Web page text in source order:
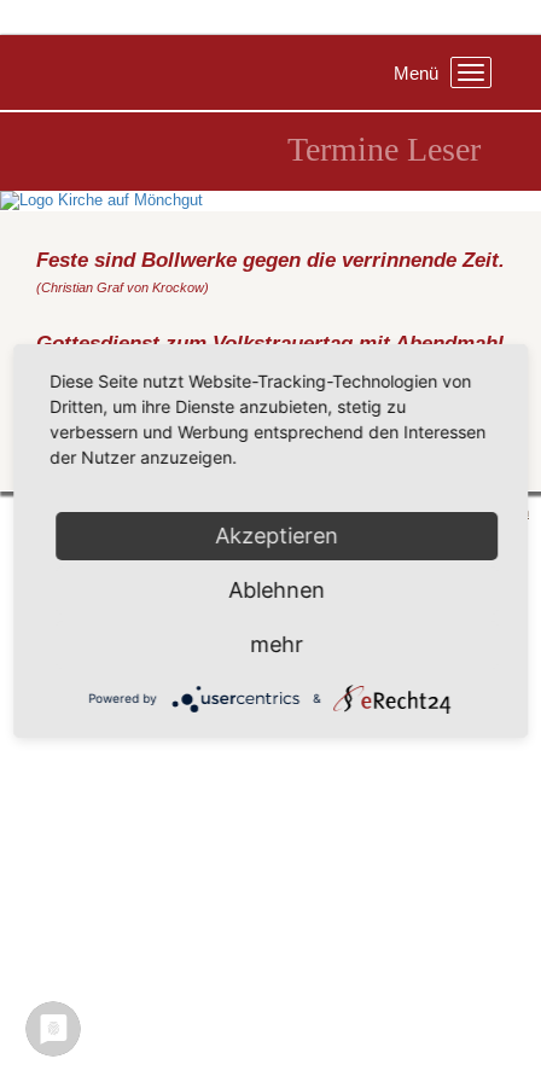
Toggle
Menü
Termine Leser
Feste sind Bollwerke gegen die verrinnende Zeit.
(Christian Graf von Krockow)
Gottesdienst zum Volkstrauertag mit Abendmahl
und Verstorbenengedenken
Sonntag, 15.11.2015 , 11:00 Uhr, Kirche Middelhagen
Metz
Zurück
Mönchgut 2026 |Impressum|Datenschutzerklärung|Cookie-Einstellungen| by vicon
Diese Seite nutzt Website-Tracking-Technologien von
Dritten, um ihre Dienste anzubieten, stetig zu
verbessern und Werbung entsprechend den Interessen
der Nutzer anzuzeigen.
Akzeptieren
Ablehnen
mehr
Powered by &